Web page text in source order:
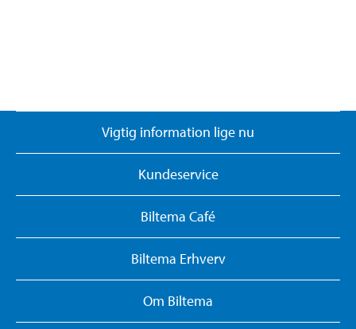
Vigtig information lige nu
Kundeservice
Biltema Café
Biltema Erhverv
Om Biltema